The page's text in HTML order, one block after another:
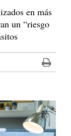
en más
un “riesgo